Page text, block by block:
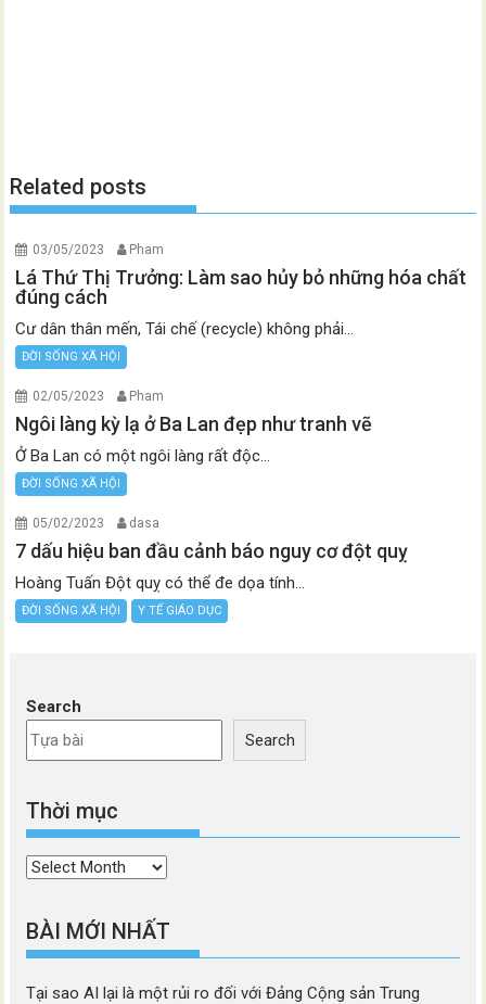
Related posts
03/05/2023 Pham
Lá Thứ Thị Trưởng: Làm sao hủy bỏ những hóa chất
đúng cách
Cư dân thân mến, Tái chế (recycle) không phải...
ĐỜI SỐNG XÃ HỘI
02/05/2023 Pham
Ngôi làng kỳ lạ ở Ba Lan đẹp như tranh vẽ
Ở Ba Lan có một ngôi làng rất độc...
ĐỜI SỐNG XÃ HỘI
05/02/2023 dasa
7 dấu hiệu ban đầu cảnh báo nguy cơ đột quỵ
Hoàng Tuấn Đột quỵ có thể đe dọa tính...
ĐỜI SỐNG XÃ HỘI Y TẾ GIÁO DỤC
Search
Search
Thời mục
Thời
BÀI MỚI NHẤT
Tại sao AI lại là một rủi ro đối với Đảng Cộng sản Trung